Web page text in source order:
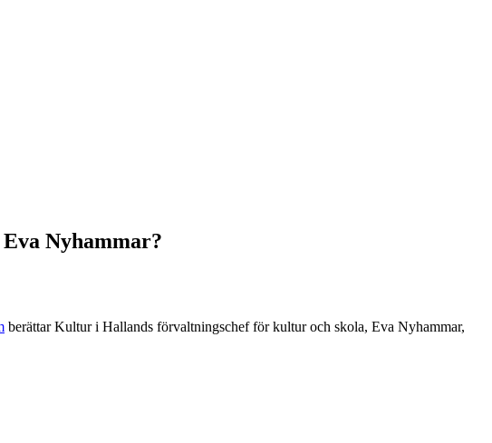
Nyhammar?
berättar Kultur i Hallands förvaltningschef för kultur och skola, Eva Nyhammar,